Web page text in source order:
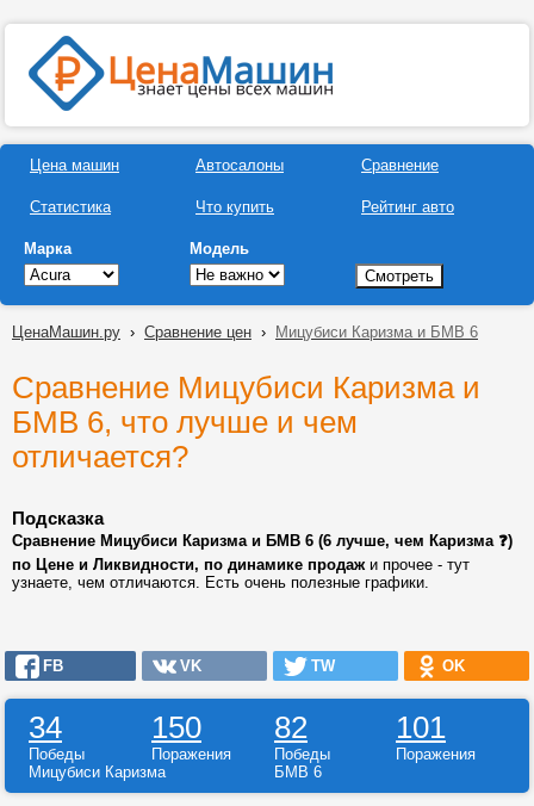
Цена машин
Статистика
Автосалоны
Что купить
Сравнение
Рейтинг авто
Марка Модель
ЦенаМашин.ру › Сравнение цен › Мицубиси Каризма и БМВ 6
Сравнение Мицубиси Каризма и
БМВ 6, что лучше и чем
отличается?
Подсказка
Сравнение Мицубиси Каризма и БМВ 6 (6 лучше, чем Каризма ❓)
по Цене и Ликвидности, по динамике продажи прочее - тут
узнаете, чем отличаются. Есть очень полезные графики.
FB VK TW OK
34 150 82 101
Победы Поражения Победы
Поражения
Мицубиси Каризма
БМВ 6